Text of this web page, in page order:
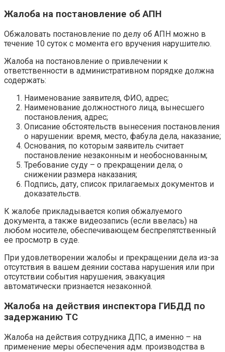
Жалоба на постановление об АПН
Обжаловать постановление по делу об АПН можно в
течение 10 суток с момента его вручения нарушителю.
Жалоба на постановление о привлечении к
ответственности в административном порядке должна
содержать:
Наименование заявителя, ФИО, адрес;
Наименование должностного лица, вынесшего
постановления, адрес;
Описание обстоятельств вынесения постановления
о нарушении: время, место, фабула дела, наказание;
Основания, по которым заявитель считает
постановление незаконным и необоснованным;
Требование суду – о прекращении дела; о
снижении размера наказания;
Подпись, дату, список прилагаемых документов и
доказательств.
К жалобе прикладывается копия обжалуемого
документа, а также видеозапись (если ввелась) на
любом носителе, обеспечивающем беспрепятственный
ее просмотр в суде.
При удовлетворении жалобы и прекращении дела из-за
отсутствия в вашем деянии состава нарушения или при
отсутствии события нарушения, эвакуация
автоматически признается незаконной.
Жалоба на действия инспектора ГИБДД по
задержанию ТС
Жалоба на действия сотрудника ДПС, а именно – на
применение меры обеспечения адм. производства в